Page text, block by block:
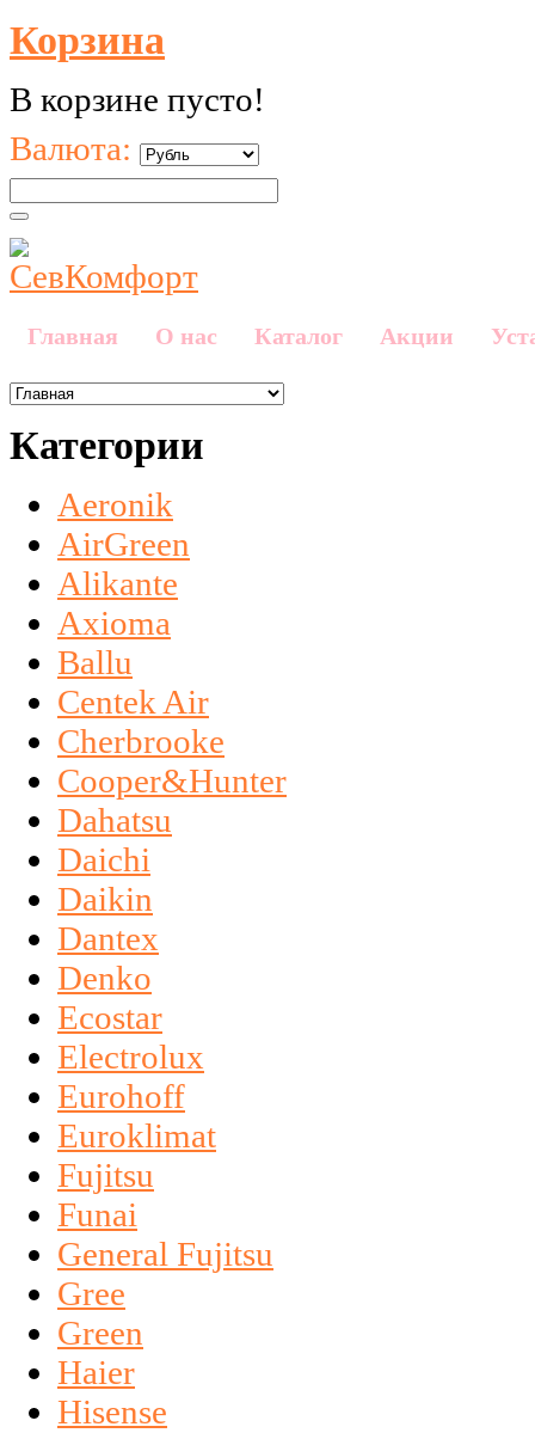
Корзина
В корзине пусто!
Валюта:
Главная О нас Каталог Акции
Категории
Aeronik
AirGreen
Alikante
Axioma
Ballu
Centek Air
Cherbrooke
Cooper&Hunter
Dahatsu
Daichi
Daikin
Dantex
Denko
Ecostar
Electrolux
Eurohoff
Euroklimat
Fujitsu
Funai
General Fujitsu
Gree
Green
Haier
Hisense